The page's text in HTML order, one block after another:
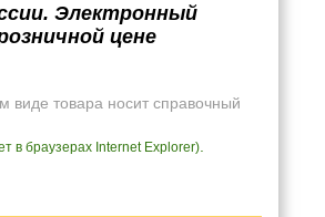
Электронный
цене
виде товара носит справочный
в браузерах Internet Explorer).